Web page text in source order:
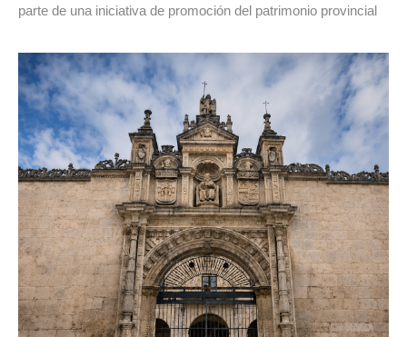
parte de una iniciativa de promoción del patrimonio provincial